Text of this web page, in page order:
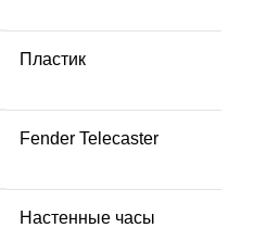
Пластик
Fender Telecaster
Настенные часы